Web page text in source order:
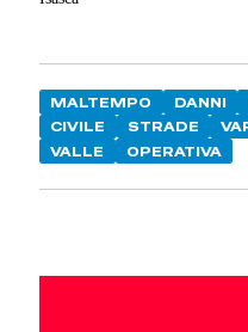
MALTEMPO DANNI
CIVILE
STRADE
VALLE
OPERATIVA